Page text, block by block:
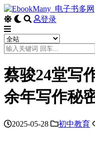
登录
蔡骏24堂写
余年写作秘
2025-05-28 初中教育